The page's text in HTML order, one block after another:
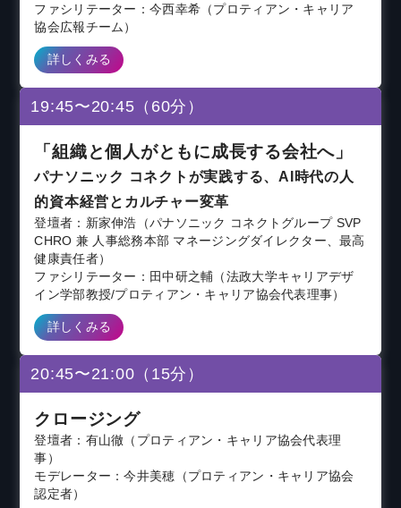
ファシリテーター：今西幸希（プロティアン・キャリア
協会広報チーム）
詳しくみる
19:45〜20:45（60分）
「組織と個人がともに成長する会社へ」
パナソニック コネクトが実践する、AI時代の人
的資本経営とカルチャー変革
登壇者：新家伸浩（パナソニック コネクトグループ SVP
CHRO 兼 人事総務本部 マネージングダイレクター、最高
健康責任者）
ファシリテーター：田中研之輔（法政大学キャリアデザ
イン学部教授/プロティアン・キャリア協会代表理事）
詳しくみる
20:45〜21:00（15分）
クロージング
登壇者：有山徹（プロティアン・キャリア協会代表理
事）
モデレーター：今井美穂（プロティアン・キャリア協会
認定者）